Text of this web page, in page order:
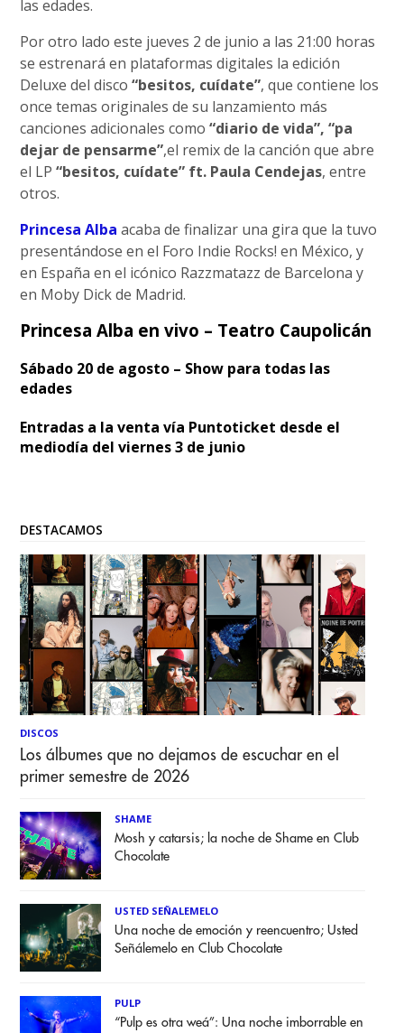
las edades.
Por otro lado este jueves 2 de junio a las 21:00 horas
se estrenará en plataformas digitales la edición
Deluxe del disco“besitos, cuídate”, que contiene los
once temas originales de su lanzamiento más
canciones adicionales como“diario de vida”, “pa
dejar de pensarme”,el remix de la canción que abre
el LP“besitos, cuídate” ft. Paula Cendejas, entre
otros.
Princesa Alba acaba de finalizar una gira que la tuvo
presentándose en el Foro Indie Rocks! en México, y
en España en el icónico Razzmatazz de Barcelona y
en Moby Dick de Madrid.
Princesa Alba en vivo – Teatro Caupolicán
Sábado 20 de agosto – Show para todas las
edades
Entradas a la venta vía Puntoticket desde el
mediodía del viernes 3 de junio
DESTACAMOS
DISCOS
Los álbumes que no dejamos de escuchar en el
primer semestre de 2026
SHAME
Mosh y catarsis; la noche de Shame en Club
Chocolate
USTED SEÑALEMELO
Una noche de emoción y reencuentro; Usted
Señálemelo en Club Chocolate
PULP
“Pulp es otra weá”: Una noche imborrable en